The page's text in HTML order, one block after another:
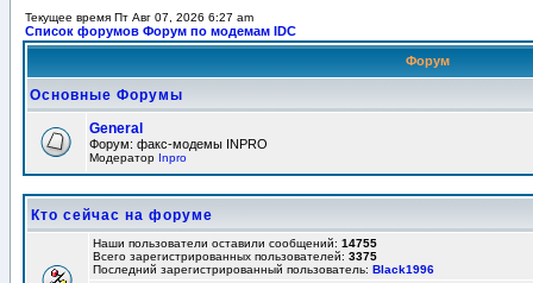
Текущее время Пт Авг 07, 2026 6:27 am
Список форумов Форум по модемам IDC
Форум
Основные Форумы
General
Форум: факс-модемы INPRO
Модератор Inpro
Кто сейчас на форуме
Наши пользователи оставили сообщений: 14755
Всего зарегистрированных пользователей: 3375
Последний зарегистрированный пользователь: Black1996